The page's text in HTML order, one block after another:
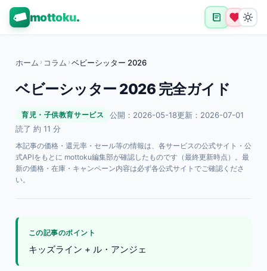
mottoku.
ホーム › コラム › ベビーシッター 2026
ベビーシッター 2026 完全ガイド
育児・子供教育サービス 公開：2026-05-18更新：2026-07-01
読了 約 11 分
本記事の価格・還元率・セール等の情報は、各サービスの公式サイト・公
式APIをもとに mottoku編集部が確認したものです（最終更新時点）。最
新の価格・在庫・キャンペーン内容は必ず各公式サイトでご確認くださ
い。
この記事のポイント
キッズライン + ル・アンジェ